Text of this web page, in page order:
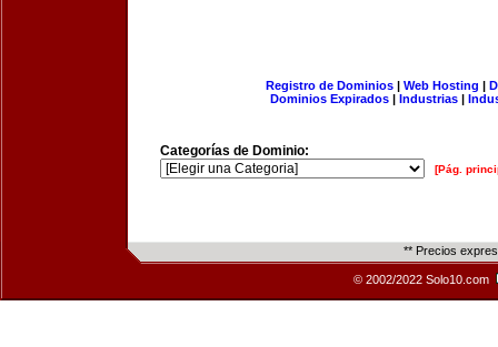
Registro de Dominios| Web Hosting |
Dominios Expirados | Industrias |
Categorías de Dominio:
[Pág.
** Precios
© 2002/2022 Solo10.com